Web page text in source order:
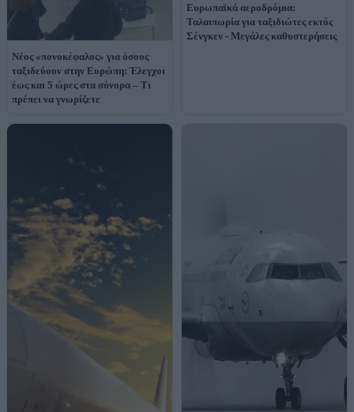
Νέος «πονοκέφαλος» για όσους
ταξιδεύουν στην Ευρώπη: Έλεγχοι
έως και 5 ώρες στα σύνορα – Τι
πρέπει να γνωρίζετε
Ευρωπαϊκά αεροδρόμια:
Ταλαιπωρία για ταξιδιώτες εκτός
Σένγκεν - Μεγάλες καθυστερήσεις